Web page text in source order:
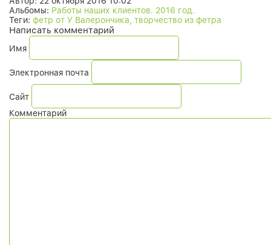
Альбомы: Работы наших клиентов. 2016 год.
Теги: фетр от У Валерончика, творчество из фетра
Написать комментарий
Имя
Электронная почта
Сайт
Комментарий